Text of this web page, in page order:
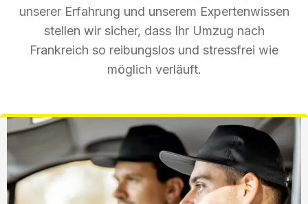
unserer Erfahrung und unserem Expertenwissen
stellen wir sicher, dass Ihr Umzug nach
Frankreich so reibungslos und stressfrei wie
möglich verläuft.